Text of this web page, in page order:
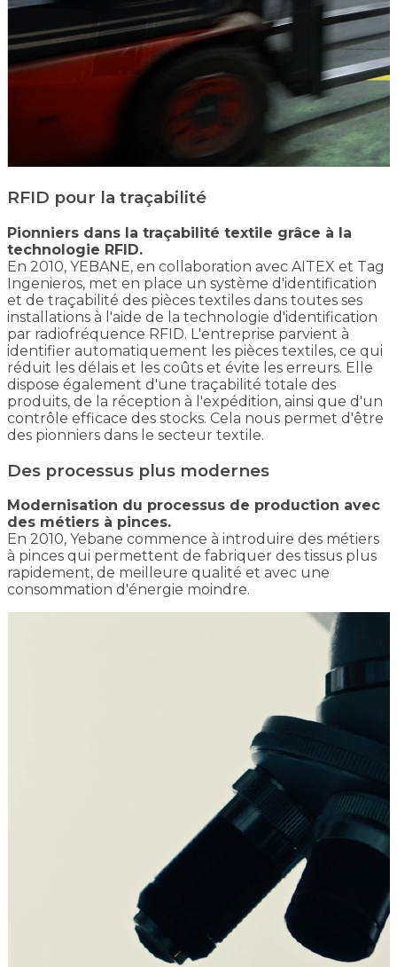
RFID pour la traçabilité
Pionniers dans la traçabilité textile grâce à la
technologie RFID.
En 2010, YEBANE, en collaboration avec AITEX et Tag
Ingenieros, met en place un système d'identification
et de traçabilité des pièces textiles dans toutes ses
installations à l'aide de la technologie d'identification
par radiofréquence RFID. L'entreprise parvient à
identifier automatiquement les pièces textiles, ce qui
réduit les délais et les coûts et évite les erreurs. Elle
dispose également d'une traçabilité totale des
produits, de la réception à l'expédition, ainsi que d'un
contrôle efficace des stocks. Cela nous permet d'être
des pionniers dans le secteur textile.
Des processus plus modernes
Modernisation du processus de production avec
des métiers à pinces.
En 2010, Yebane commence à introduire des métiers
à pinces qui permettent de fabriquer des tissus plus
rapidement, de meilleure qualité et avec une
consommation d'énergie moindre.